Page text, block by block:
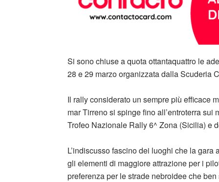
Si sono chiuse a quota ottantaquattro le
28 e 29 marzo organizzata dalla Scuderia
Il rally considerato un sempre più efficace
mar Tirreno si spinge fino all’entroterra sui
Trofeo Nazionale Rally 6^ Zona (Sicilia) e
L’indiscusso fascino dei luoghi che la
gli elementi di maggiore attrazione per i
preferenza per le strade nebroidee che